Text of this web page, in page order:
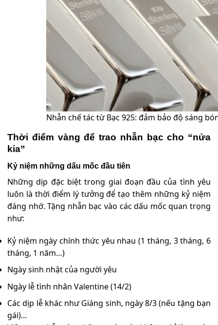
Nhẫn chế tác từ Bạc 925: đảm bảo độ sáng
Thời điểm vàng để trao nhẫn bạc cho “nửa
kia”
Kỷ niệm những dấu mốc đầu tiên
Những dịp đặc biệt trong giai đoạn đầu của tình yêu
luôn là thời điểm lý tưởng để tạo thêm những kỷ niệm
đáng nhớ. Tặng nhẫn bạc vào các dấu mốc quan trọng
như:
Kỷ niệm ngày chính thức yêu nhau (1 tháng, 3 tháng, 6
tháng, 1 năm…)
Ngày sinh nhật của người yêu
Ngày lễ tình nhân Valentine (14/2)
Các dịp lễ khác như Giáng sinh, ngày 8/3 (nếu tặng bạn
gái)…